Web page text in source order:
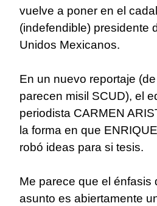
vuelve a poner en el
(indefendible) presidente
Unidos Mexicanos.
En un nuevo reportaje
parecen misil SCUD), el
periodista CARMEN
la forma en que
robó ideas para si tesis.
Me parece que el énfasis
asunto es abiertamente